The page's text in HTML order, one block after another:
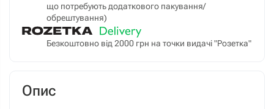
що потребують додаткового пакування/
обрештування)
Безкоштовно від 2000 грн на точки видачі "Розетка"
Опис